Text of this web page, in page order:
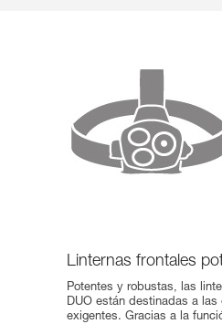
Linternas frontales
Potentes y robustas, las
DUO están destinadas a las
exigentes. Gracias a la